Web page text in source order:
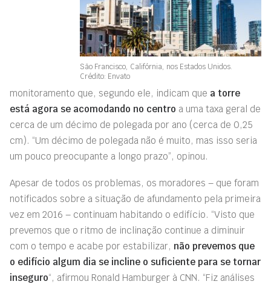
São Francisco, Califórnia, nos Estados Unidos.
Crédito: Envato
monitoramento que, segundo ele, indicam que a torre
está agora se acomodando no centro a uma taxa geral de
cerca de um décimo de polegada por ano (cerca de 0,25
cm). “Um décimo de polegada não é muito, mas isso seria
um pouco preocupante a longo prazo”, opinou.
Apesar de todos os problemas, os moradores – que foram
notificados sobre a situação de afundamento pela primeira
vez em 2016 – continuam habitando o edifício. “Visto que
prevemos que o ritmo de inclinação continue a diminuir
com o tempo e acabe por estabilizar, não prevemos que
o edifício algum dia se incline o suficiente para se tornar
inseguro“, afirmou Ronald Hamburger à CNN. “Fiz análises